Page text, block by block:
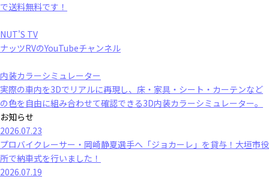
で送料無料です！
NUT'S TV
ナッツRVのYouTubeチャンネル
内装カラーシミュレーター
実際の車内を3Dでリアルに再現し、床・家具・シート・カーテンなど
の色を自由に組み合わせて確認できる3D内装カラーシミュレーター。
お知らせ
2026.07.23
プロバイクレーサー・岡崎静夏選手へ「ジョカーレ」を貸与！大垣市役
所で納車式を行いました！
2026.07.19